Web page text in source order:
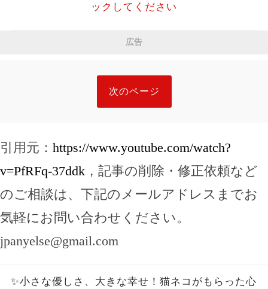
ックしてください
広告
次のページ
引用元： https://www.youtube.com/watch?
v=PfRFq-37ddk ，記事の削除・修正依頼など
のご相談は、下記のメールアドレスまでお
気軽にお問い合わせください。
jpanyelse@gmail.com
✨小さな優しさ、大きな幸せ！猫ネコがもらった心